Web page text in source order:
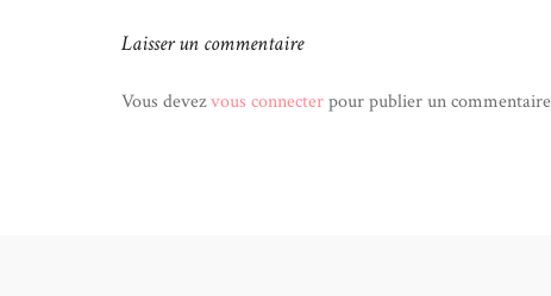
Laisser un commentaire
Vous devezvous connecterpour publier un